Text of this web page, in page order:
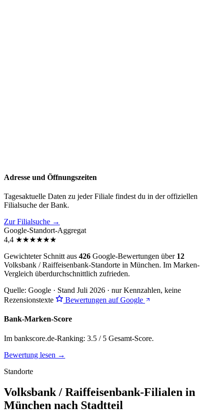
Adresse und Öffnungszeiten
Tagesaktuelle Daten zu jeder Filiale findest du in der offiziellen
Filialsuche der Bank.
Zur Filialsuche →
Google-Standort-Aggregat
4,4 ★★★★★★
Gewichteter Schnitt aus 426 Google-Bewertungen über 12
Volksbank / Raiffeisenbank-Standorte in München. Im Marken-
Vergleich überdurchschnittlich zufrieden.
Quelle: Google · Stand Juli 2026 · nur Kennzahlen, keine
Rezensionstexte
Bewertungen auf Google
Bank-Marken-Score
Im bankscore.de-Ranking: 3.5 / 5 Gesamt-Score.
Bewertung lesen →
Standorte
Volksbank / Raiffeisenbank-Filialen in
München nach Stadtteil